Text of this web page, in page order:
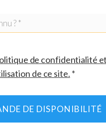
de confidentialité
de ce site. *
DE DISPONIBILITÉ